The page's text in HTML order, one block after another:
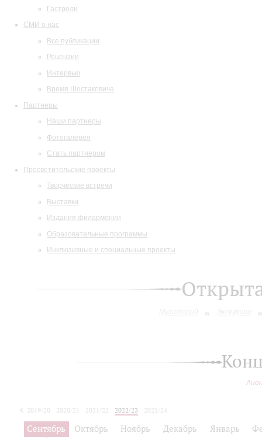
Гастроли
СМИ о нас
Все публикации
Рецензии
Интервью
Время Шостаковича
Партнеры
Наши партнеры
Фотогалерея
Стать партнером
Просветительские проекты
Творческие встречи
Выставки
Издания филармонии
Образовательные программы
Инклюзивные и специальные проекты
2019/20 2020/21 2021/22 2022/23
2023/24
2024/25
Сентябрь Октябрь Ноябрь Декабрь Январь